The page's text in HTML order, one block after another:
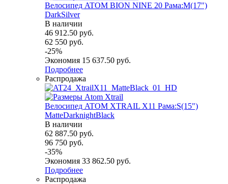
Велосипед ATOM BION NINE 20 Рама:M(17")
DarkSilver
В наличии
46 912.50 руб.
62 550 руб.
-25%
Экономия 15 637.50 руб.
Подробнее
Распродажа
Велосипед ATOM XTRAIL X11 Рама:S(15")
MatteDarknightBlack
В наличии
62 887.50 руб.
96 750 руб.
-35%
Экономия 33 862.50 руб.
Подробнее
Распродажа